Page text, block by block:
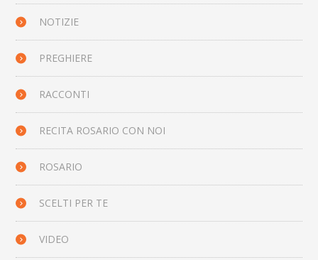
NOTIZIE
PREGHIERE
RACCONTI
RECITA ROSARIO CON NOI
ROSARIO
SCELTI PER TE
VIDEO